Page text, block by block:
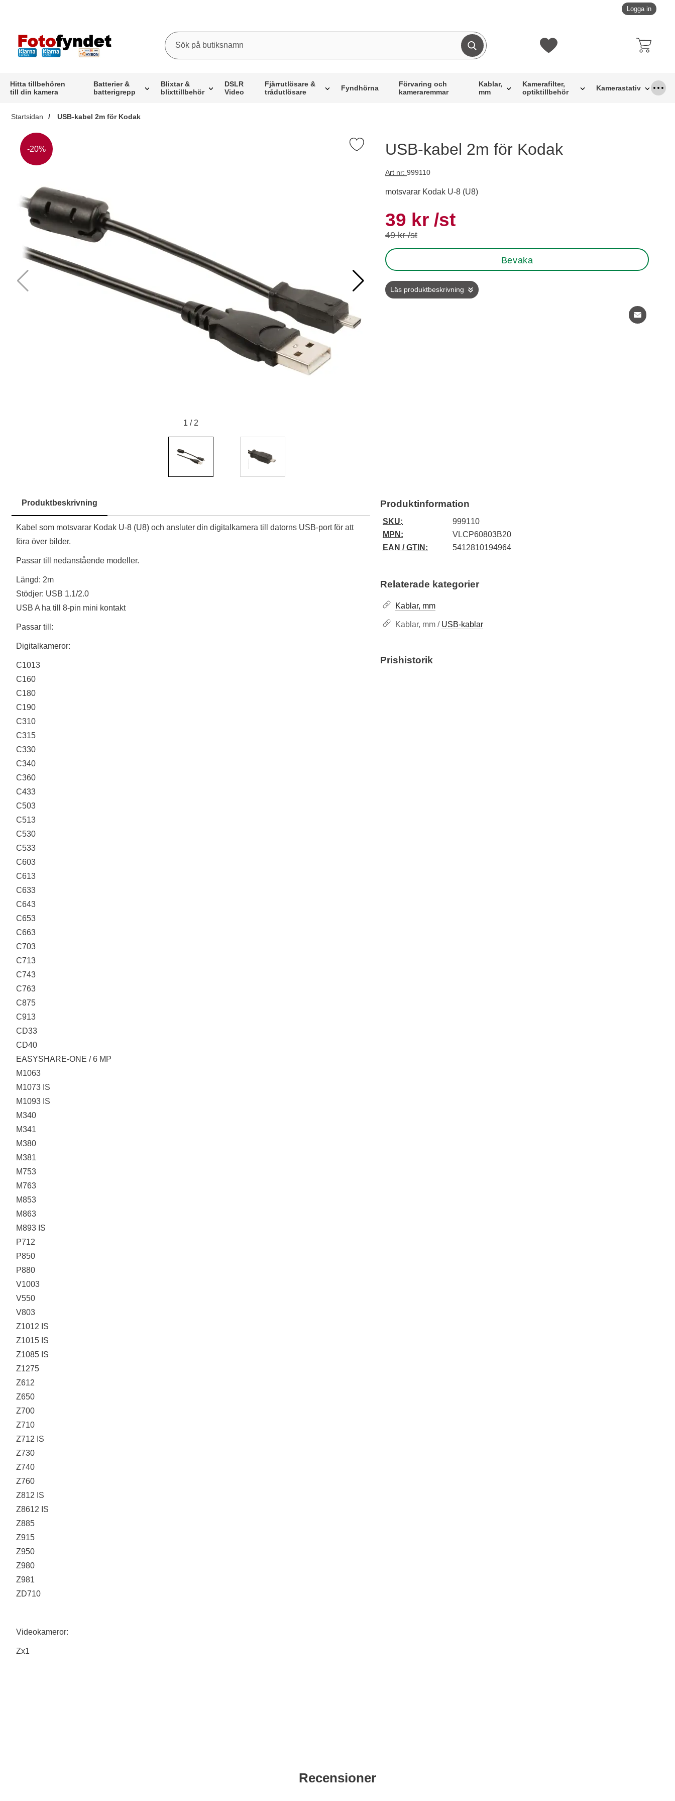
Logga in
Startsidan för butiksnamn
Sök
Sök på butiksnamn
Genomför sökning Mina favoriter
Hitta tillbehören
till din kamera
Batterier &
batterigrepp
Blixtar &
blixttillbehör
DSLR
Video
Fjärrutlösare &
trådutlösare
Fyndhörna
Förvaring och
kameraremmar
Kablar,
mm
Kamerafilter,
optiktillbehör
Kamerastativ
Startsidan USB-kabel 2m för Kodak
Markera uSB-kabel 2m för Kodak som favorit
Priset är nedsatt med
-20%
1 / 2
USB-kabel 2m för Kodak
Art nr: 999110
motsvarar Kodak U-8 (U8)
rea pris
39 kr /st
tidigare pris
49 kr /st
Bevaka
Läs produktbeskrivning
Produktbeskrivning
Produktbeskrivning
Kabel som motsvarar Kodak U-8 (U8) och ansluter din digitalkamera till datorns USB-port för att
föra över bilder.
Passar till nedanstående modeller.
Längd: 2m
Stödjer: USB 1.1/2.0
USB A ha till 8-pin mini kontakt
Passar till:
Digitalkameror:
C1013
C160
C180
C190
C310
C315
C330
C340
C360
C433
C503
C513
C530
C533
C603
C613
C633
C643
C653
C663
C703
C713
C743
C763
C875
C913
CD33
CD40
EASYSHARE-ONE / 6 MP
M1063
M1073 IS
M1093 IS
M340
M341
M380
M381
M753
M763
M853
M863
M893 IS
P712
P850
P880
V1003
V550
V803
Z1012 IS
Z1015 IS
Z1085 IS
Z1275
Z612
Z650
Z700
Z710
Z712 IS
Z730
Z740
Z760
Z812 IS
Z8612 IS
Z885
Z915
Z950
Z980
Z981
ZD710
Videokameror:
Zx1
Produktinformation
SKU:
999110
MPN:
VLCP60803B20
EAN / GTIN:
5412810194964
Relaterade kategorier
Kablar, mm
Kablar, mm / USB-kablar
Prishistorik
Recensioner